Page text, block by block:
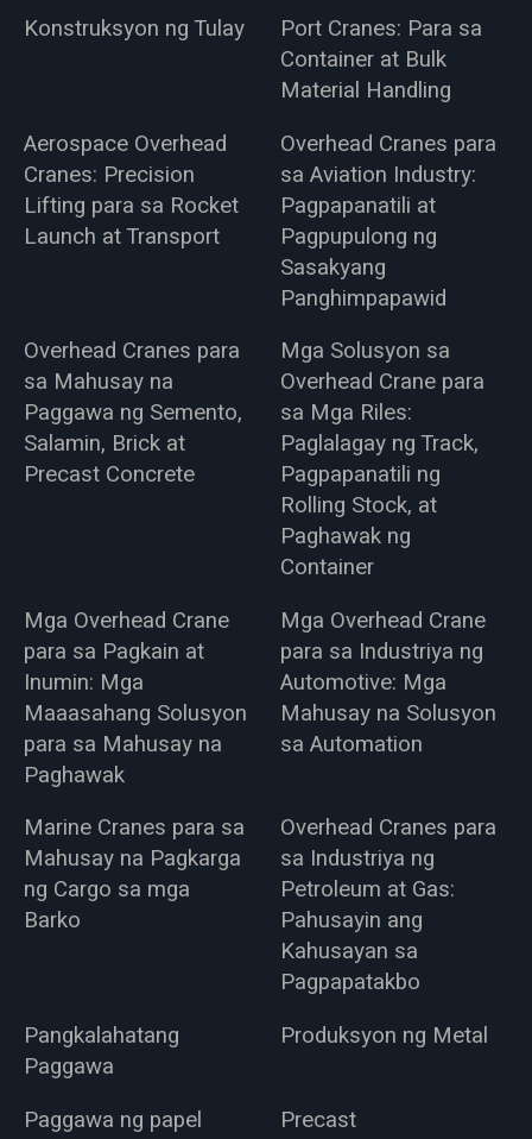
Konstruksyon ng Tulay
Port Cranes: Para sa
Container at Bulk
Material Handling
Aerospace Overhead
Cranes: Precision
Lifting para sa Rocket
Launch at Transport
Overhead Cranes para
sa Aviation Industry:
Pagpapanatili at
Pagpupulong ng
Sasakyang
Panghimpapawid
Overhead Cranes para
sa Mahusay na
Paggawa ng Semento,
Salamin, Brick at
Precast Concrete
Mga Solusyon sa
Overhead Crane para
sa Mga Riles:
Paglalagay ng Track,
Pagpapanatili ng
Rolling Stock, at
Paghawak ng
Container
Mga Overhead Crane
para sa Pagkain at
Inumin: Mga
Maaasahang Solusyon
para sa Mahusay na
Paghawak
Mga Overhead Crane
para sa Industriya ng
Automotive: Mga
Mahusay na Solusyon
sa Automation
Marine Cranes para sa
Mahusay na Pagkarga
ng Cargo sa mga
Barko
Overhead Cranes para
sa Industriya ng
Petroleum at Gas:
Pahusayin ang
Kahusayan sa
Pagpapatakbo
Pangkalahatang
Paggawa
Produksyon ng Metal
Paggawa ng papel
Precast